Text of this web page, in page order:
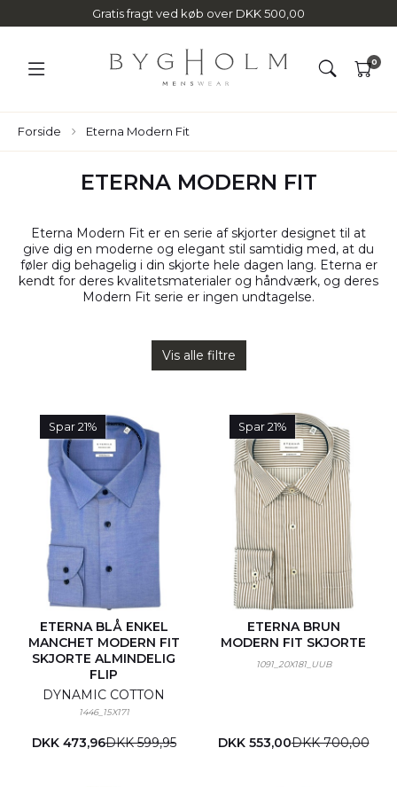
Gratis fragt ved køb over DKK 500,00
0
Forside Eterna Modern Fit
ETERNA MODERN FIT
Eterna Modern Fit er en serie af skjorter designet til at
give dig en moderne og elegant stil samtidig med, at du
føler dig behagelig i din skjorte hele dagen lang. Eterna er
kendt for deres kvalitetsmaterialer og håndværk, og deres
Modern Fit serie er ingen undtagelse.
Vis alle filtre
Spar 21%
ETERNA BLÅ ENKEL
MANCHET MODERN FIT
SKJORTE ALMINDELIG
FLIP
DYNAMIC COTTON
1446_15X171
DKK 473,96DKK 599,95
Spar 21%
ETERNA BRUN
MODERN FIT SKJORTE
1091_20X181_UUB
DKK 553,00DKK 700,00